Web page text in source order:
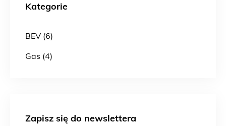
Kategorie
BEV (6)
Gas (4)
Zapisz się do newslettera